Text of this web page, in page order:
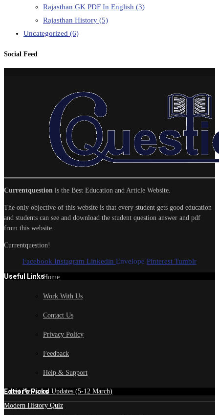
Rajasthan GK PDF In English (3)
Rajasthan History (5)
Uncategorized (6)
Social Feed
Currentquestion is the Best Education and Article Website.
The only objective of this website is that every student gets good education
and students can see and download the student question answer and pdf
from this website.
Currentquestion!
Facebook Instagram Linkedin Envelope Pinterest Tumblr
Useful LinksHome
Work With Us
Contact Us
Privacy Policy
Feedback
Help & Support
Edtior's Picks
Latest News and Updates (5-12 March)
Modern History Quiz